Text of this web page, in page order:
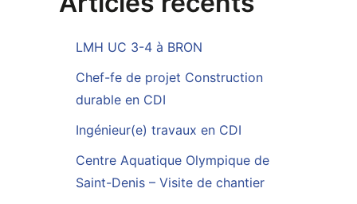
LMH UC 3-4 à BRON
Chef-fe de projet Construction
durable en CDI
Ingénieur(e) travaux en CDI
Centre Aquatique Olympique de
Saint-Denis – Visite de chantier